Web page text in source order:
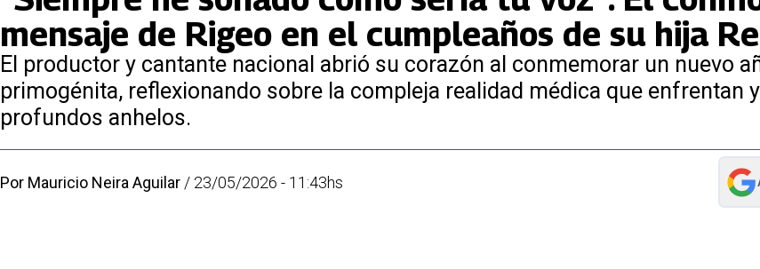
mensaje de Rigeo en el cumpleaños de su hija
El productor y cantante nacional abrió su corazón al conmemorar un nuevo
primogénita, reflexionando sobre la compleja realidad médica que enfrentan
profundos anhelos.
Por Mauricio Neira Aguilar / 23/05/2026 - 11:43hs abre